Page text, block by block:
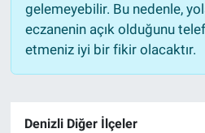
gelemeyebilir. Bu nedenle,
eczanenin açık olduğunu
etmeniz iyi bir fikir olacaktır.
Denizli Diğer İlçeler